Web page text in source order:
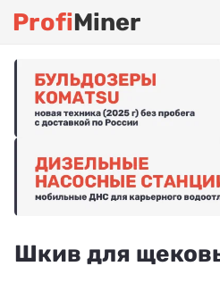
ProfiMiner
Шкив для